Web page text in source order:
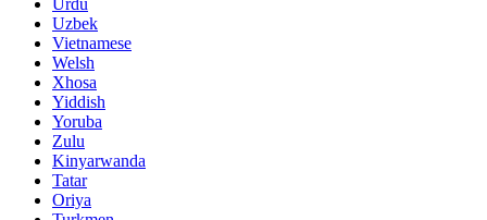
Urdu
Uzbek
Vietnamese
Welsh
Xhosa
Yiddish
Yoruba
Zulu
Kinyarwanda
Tatar
Oriya